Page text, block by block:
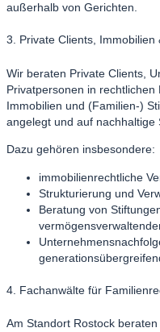
außerhalb von Gerichten.
3. Private Clients, Immobilien
Wir beraten Private Clients,
Privatpersonen in rechtlichen
Immobilien und (Familien-)
angelegt und auf nachhaltige
Dazu gehören insbesondere:
immobilienrechtliche
Strukturierung und
Beratung von
4. Fachanwälte für
Am Standort Rostock